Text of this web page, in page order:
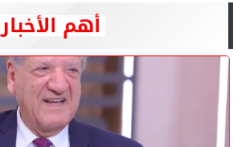
أهم الأخبار